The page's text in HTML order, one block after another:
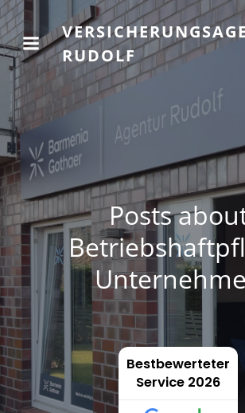
RUDOLF
Posts
Bestbewerteter
Service 2026